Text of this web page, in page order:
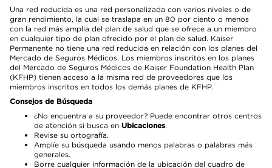
Una red reducida es una red personalizada con varios niveles o de
gran rendimiento, la cual se traslapa en un 80 por ciento o menos
con la red más amplia del plan de salud que se ofrece a un miembro
en cualquier tipo de plan ofrecido por el plan de salud. Kaiser
Permanente no tiene una red reducida en relación con los planes del
Mercado de Seguros Médicos. Los miembros inscritos en los planes
del Mercado de Seguros Médicos de Kaiser Foundation Health Plan
(KFHP) tienen acceso a la misma red de proveedores que los
miembros inscritos en todos los demás planes de KFHP.
Consejos de Búsqueda
¿No encuentra a su proveedor? Puede encontrar otros centros
de atención si busca en Ubicaciones.
Revise su ortografía.
Amplíe su búsqueda usando menos palabras o palabras más
generales.
Borre cualquier información de la ubicación del cuadro de